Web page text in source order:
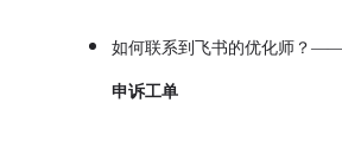
如何联系到飞书的优化师？
申诉工单